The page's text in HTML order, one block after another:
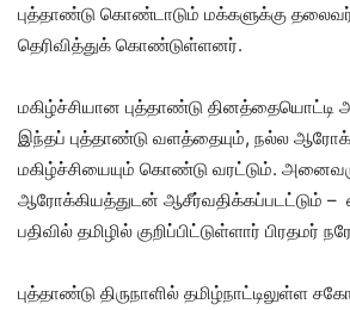
புத்தாண்டு கொண்டாடும் மக்களுக்கு
தெரிவித்துக் கொண்டுள்ளனர்.
மகிழ்ச்சியான புத்தாண்டு
இந்தப் புத்தாண்டு வளத்தையும், நல்ல
மகிழ்ச்சியையும் கொண்டு வரட்டும்.
ஆரோக்கியத்துடன் ஆசீர்வதிக்கப்படட்டும்
பதிவில் தமிழில் குறிப்பிட்டுள்ளார் பிரதமர்
புத்தாண்டு திருநாளில் தமிழ்நாட்டிலுள்ள